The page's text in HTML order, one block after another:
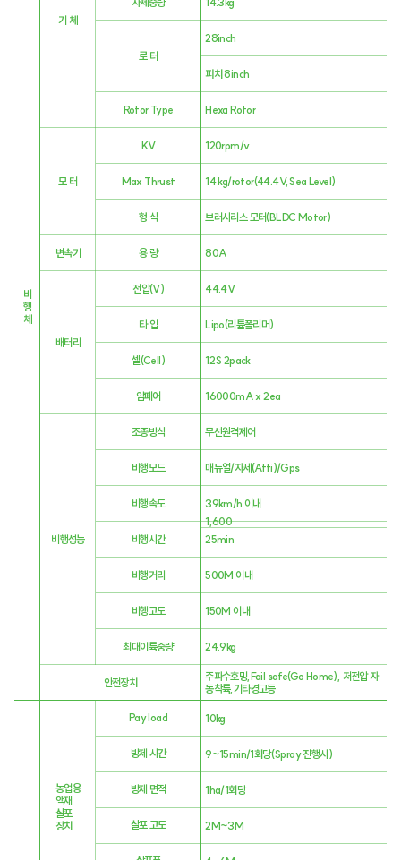
1,600
기 체
모 터
변속기
배터리
비행성능
안전장치
로 터
Rotor Type
KV
Max Thrust
​형 식
용 량
전압(V)
타 입
셀(Cell)
​암페어
조종방식
비행모드
비행속도
비행시간
비행거리
비행고도
최대이륙중량
28inch
피치 8inch
Hexa Rotor
120rpm/v
14 kg/rotor(44.4V,Sea Level)
브러시리스 모터(BLDC Motor)
80A
44.4V
Lipo(리튬폴리머)
12S 2pack
16000mA x 2ea
무선원격제어
매뉴얼/자세(Atti)/Gps
39km/h 이내
25min
500M 이내
150M 이내
24.9kg
주파수호밍,Fail safe(Go Home), 저전압 자
동착륙,기타경고등
10kg
9~15min/1회당(Spray 진행시)
1ha/1회당
2M~3M
Pay load
방제 시간
방제 면적
살포 고도
농업용
액재
살포
장치
비
행
​체